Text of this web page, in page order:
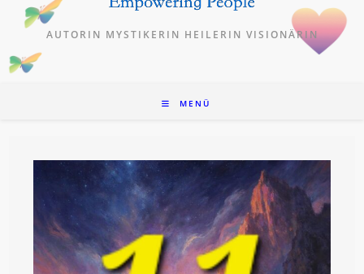
AUTORIN MYSTIKERIN HEILERIN VISIONÄRIN
MENÜ